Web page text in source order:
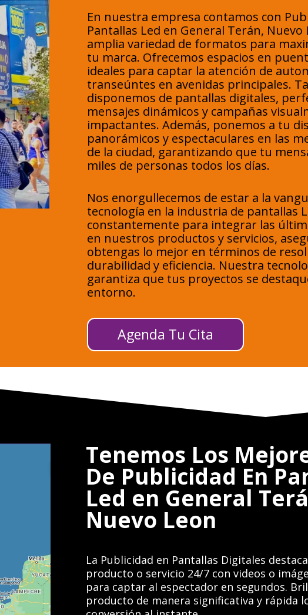
En nuestra empresa contamos con
Pantallas Led en General Terán, Nuevo
amplia variedad de formatos para
tu marca. Ofrecemos espacios en
ideales para captar la atención de
transeúntes en avenidas principales.
disponemos de pantallas digitales,
mensajes dinámicos y campañas
impactantes. Además, ponemos a tu
panorámicos y espectaculares en las
de la ciudad, garantizando que tu
miles de personas todos los días.
Nos enorgullecemos de estar a la
tecnología en la industria de pantallas
constantemente para integrar las
en nuestros productos y servicios,
obtengas lo mejor en términos de
durabilidad y eficiencia. Nuestra
garantiza que tus proyectos se
entorno.
Agenda Tu Cita
Tenemos Los
De Publicidad En
Led en General
Nuevo Leon
La Publicidad en Pantallas Digitales
producto o servicio 24/7 con videos o
para captar al espectador en segundos.
producto de manera significativa y rápida